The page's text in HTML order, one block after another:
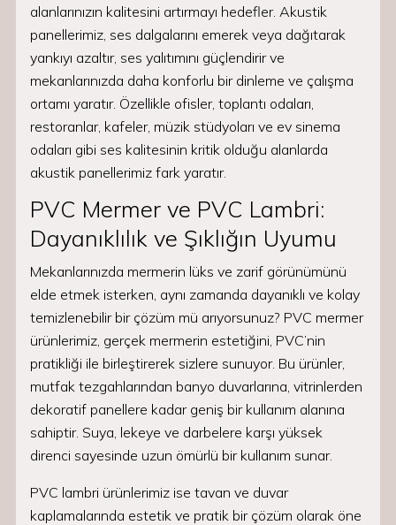
alanlarınızın kalitesini artırmayı hedefler. Akustik
panellerimiz, ses dalgalarını emerek veya dağıtarak
yankıyı azaltır, ses yalıtımını güçlendirir ve
mekanlarınızda daha konforlu bir dinleme ve çalışma
ortamı yaratır. Özellikle ofisler, toplantı odaları,
restoranlar, kafeler, müzik stüdyoları ve ev sinema
odaları gibi ses kalitesinin kritik olduğu alanlarda
akustik panellerimiz fark yaratır.
PVC Mermer ve PVC Lambri:
Dayanıklılık ve Şıklığın Uyumu
Mekanlarınızda mermerin lüks ve zarif görünümünü
elde etmek isterken, aynı zamanda dayanıklı ve kolay
temizlenebilir bir çözüm mü arıyorsunuz? PVC mermer
ürünlerimiz, gerçek mermerin estetiğini, PVC’nin
pratikliği ile birleştirerek sizlere sunuyor. Bu ürünler,
mutfak tezgahlarından banyo duvarlarına, vitrinlerden
dekoratif panellere kadar geniş bir kullanım alanına
sahiptir. Suya, lekeye ve darbelere karşı yüksek
direnci sayesinde uzun ömürlü bir kullanım sunar.
PVC lambri ürünlerimiz ise tavan ve duvar
kaplamalarında estetik ve pratik bir çözüm olarak öne